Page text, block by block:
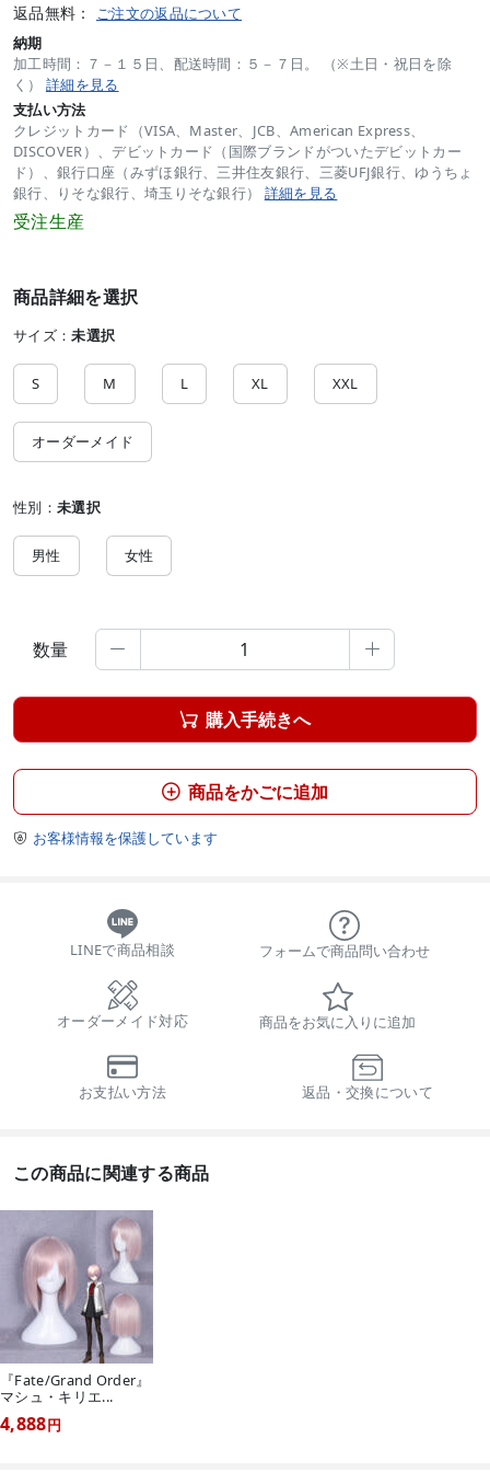
返品無料： ご注文の返品について
納期
加工時間：７－１５日、配送時間：５－７日。 （※土日・祝日を除
く） 詳細を見る
支払い方法
クレジットカード（VISA、Master、JCB、American Express、
DISCOVER）、デビットカード（国際ブランドがついたデビットカー
ド）、銀行口座（みずほ銀行、三井住友銀行、三菱UFJ銀行、ゆうちょ
銀行、りそな銀行、埼玉りそな銀行） 詳細を見る
受注生産
商品詳細を選択
サイズ：未選択
S M L XL XXL
オーダーメイド
性別： 未選択
男性 女性
数量  
 購入手続きへ
 商品をかごに追加
 お客様情報を保護しています
LINEで商品相談 フォームで商品問い合わせ
オーダーメイド対応 商品をお気に入りに追加
お支払い方法 返品・交換について
この商品に関連する商品
『Fate/Grand Order』
マシュ・キリエ...
4,888円